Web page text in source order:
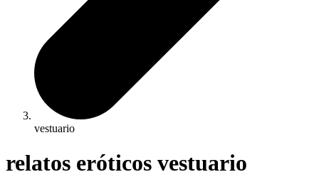
vestuario
relatos eróticos vestuario